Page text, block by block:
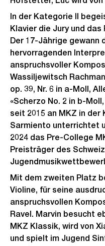
In der Kategorie II
Klavier die Jury und
Der 17-Jährige gewann
hervorragenden
anspruchsvoller
Wassiljewitsch
op. 39, Nr. 6 in a-Moll,
«Scherzo No. 2 in b-
seit 2015 an MKZ in
Sarmiento unterrichtet
2024 das Pre-College
Preisträger des
Mit dem zweiten Platz
Violine, für seine
anspruchsvollen
Ravel. Marvin besucht
MKZ Klassik, wird von
und spielt im Jugend